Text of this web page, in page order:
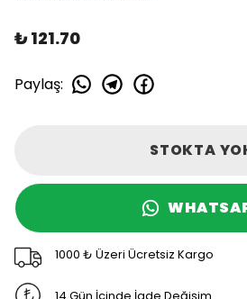
₺ 121.70
Paylaş:
STOKTA
1000 ₺ Üzeri Ücretsiz Kargo
14 Gün İçinde İade Değişim